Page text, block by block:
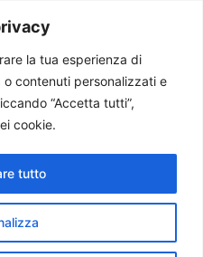
la tua esperienza di
contenuti personalizzati e
“Accetta tutti”,
cookie.
tutto
nei
si
con la